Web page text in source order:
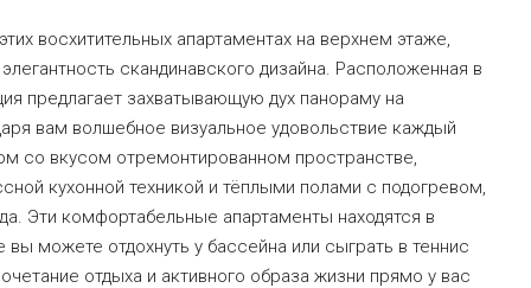
восхитительных апартаментах на верхнем этаже,
скандинавского дизайна. Расположенная в
предлагает захватывающую дух панораму на
вам волшебное визуальное удовольствие каждый
со вкусом отремонтированном пространстве,
кухонной техникой и тёплыми полами с подогревом,
Эти комфортабельные апартаменты находятся в
можете отдохнуть у бассейна или сыграть в теннис
отдыха и активного образа жизни прямо у вас